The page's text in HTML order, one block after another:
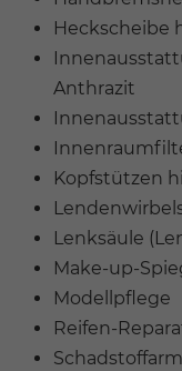
Heckscheibe
Anthrazit
Kopfstützen
Lenksäule
Make-up-
Modellpflege
Reifen-